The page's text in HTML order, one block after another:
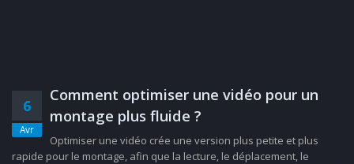
6
Avr
Comment optimiser une vidéo pour un
montage plus fluide ?
Optimiser une vidéo crée une version plus petite et plus
rapide pour le montage, afin que la lecture, le déplacement, le